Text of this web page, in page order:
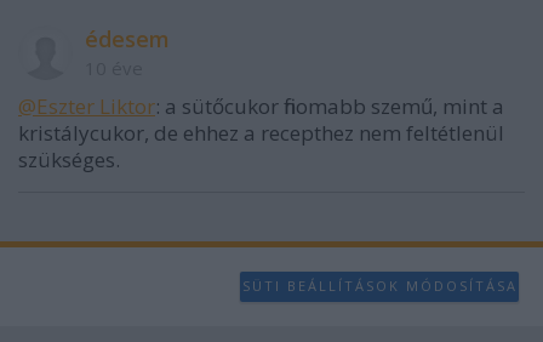
édesem
@Eszter Liktor: a sütőcukor finomabb szemű, mint a
kristálycukor, de ehhez a recepthez nem feltétlenül
szükséges.
SÜTI BEÁLLÍTÁSOK MÓDOSÍTÁSA